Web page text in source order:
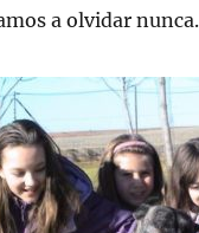
a olvidar nunca.